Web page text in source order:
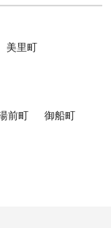
美里町
前町 御船町